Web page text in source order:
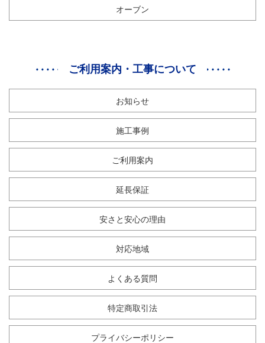
オーブン
ご利用案内・工事について
お知らせ
施工事例
ご利用案内
延長保証
安さと安心の理由
対応地域
よくある質問
特定商取引法
プライバシーポリシー